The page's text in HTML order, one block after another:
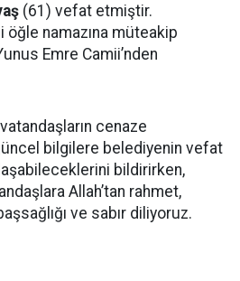
(61) vefat etmiştir.
namazına müteakip
Emre Camii’nden
vatandaşların cenaze
bilgilere belediyenin vefat
bildirirken,
Allah’tan rahmet,
ve sabır diliyoruz.